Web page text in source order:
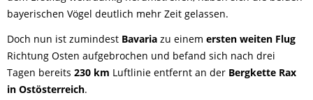
bayerischen Vögel deutlich mehr Zeit gelassen.
Doch nun ist zumindest Bavaria zu einem ersten weiten Flug
Richtung Osten aufgebrochen und befand sich nach drei
Tagen bereits 230 km Luftlinie entfernt an der Bergkette Rax
in Ostösterreich.